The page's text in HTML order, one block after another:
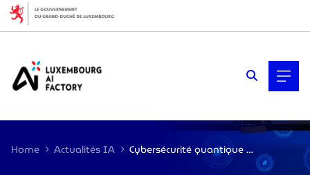
Home Actualités IA Cybersécurité quantique : les experts appellent à une action immédiate
Cookies management panel